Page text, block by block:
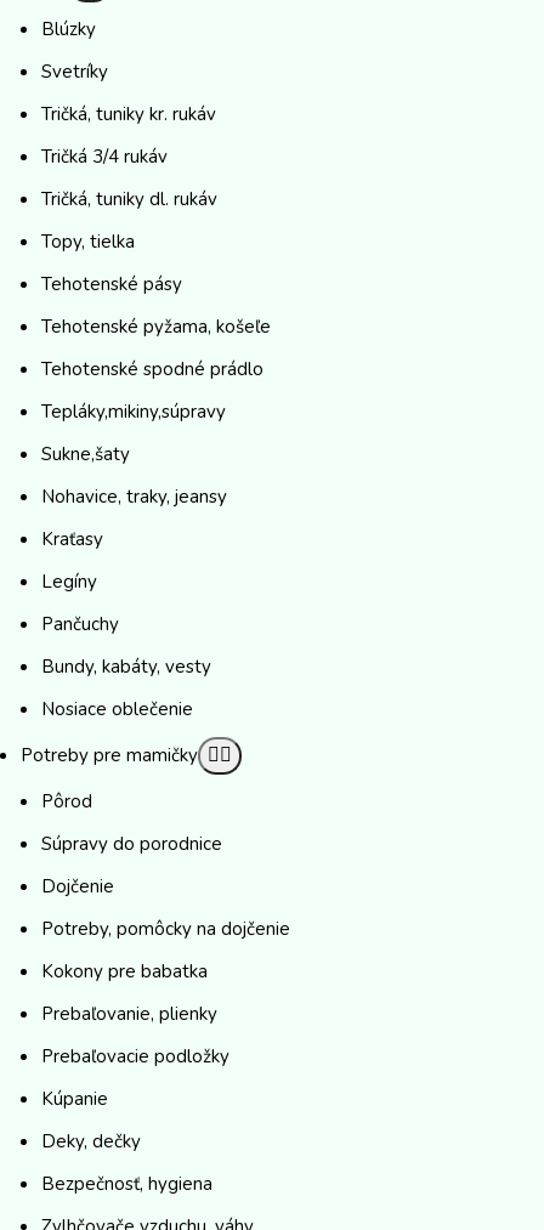
Blúzky
Svetríky
Tričká, tuniky kr. rukáv
Tričká 3/4 rukáv
Tričká, tuniky dl. rukáv
Topy, tielka
Tehotenské pásy
Tehotenské pyžama, košeľe
Tehotenské spodné prádlo
Tepláky,mikiny,súpravy
Sukne,šaty
Nohavice, traky, jeansy
Kraťasy
Legíny
Pančuchy
Bundy, kabáty, vesty
Nosiace oblečenie
Potreby pre mamičky
Pôrod
Súpravy do porodnice
Dojčenie
Potreby, pomôcky na dojčenie
Kokony pre babatka
Prebaľovanie, plienky
Prebaľovacie podložky
Kúpanie
Deky, dečky
Bezpečnosť, hygiena